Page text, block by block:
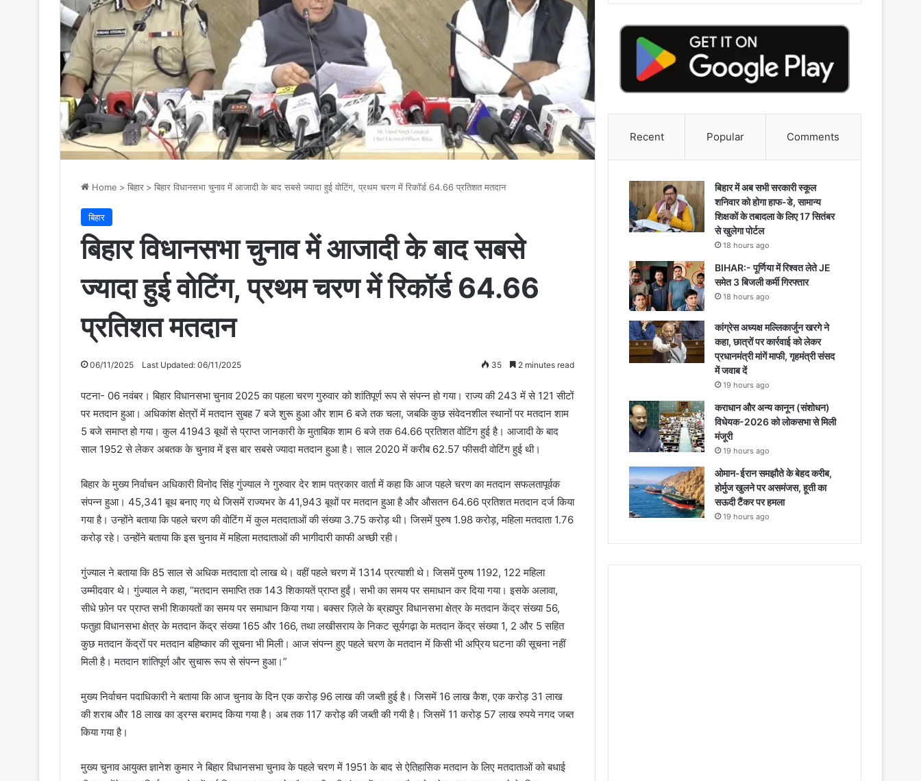
Home > बिहार > बिहार विधानसभा चुनाव में आजादी के बाद सबसे ज्यादा हुई वोटिंग, प्रथम चरण में रिकॉर्ड 64.66 प्रतिशत मतदान
बिहार
बिहार विधानसभा चुनाव में आजादी के बाद सबसे
ज्यादा हुई वोटिंग, प्रथम चरण में रिकॉर्ड 64.66
प्रतिशत मतदान
06/11/2025 Last Updated: 06/11/2025 35 2 minutes read
पटना- 06 नवंबर। बिहार विधानसभा चुनाव 2025 का पहला चरण गुरुवार को शांतिपूर्ण रूप से संपन्न हो गया। राज्य की 243 में से 121 सीटों
पर मतदान हुआ। अधिकांश क्षेत्रों में मतदान सुबह 7 बजे शुरू हुआ और शाम 6 बजे तक चला, जबकि कुछ संवेदनशील स्थानों पर मतदान शाम
5 बजे समाप्त हो गया। कुल 41943 बूथों से प्राप्त जानकारी के मुताबिक शाम 6 बजे तक 64.66 प्रतिशत वोटिंग हुई है। आजादी के बाद
साल 1952 से लेकर अबतक के चुनाव में इस बार सबसे ज्यादा मतदान हुआ है। साल 2020 में करीब 62.57 फीसदी वोटिंग हुई थी।
बिहार के मुख्य निर्वाचन अधिकारी विनोद सिंह गुंज्याल ने गुरुवार देर शाम पत्रकार वार्ता में कहा कि आज पहले चरण का मतदान सफलतापूर्वक
संपन्न हुआ। 45,341 बूथ बनाए गए थे जिसमें राज्यभर के 41,943 बूथों पर मतदान हुआ है और औसतन 64.66 प्रतिशत मतदान दर्ज किया
गया है। उन्होंने बताया कि पहले चरण की वोटिंग में कुल मतदाताओं की संख्या 3.75 करोड़ थी। जिसमें पुरुष 1.98 करोड़, महिला मतदाता 1.76
करोड़ रहे। उन्होंने बताया कि इस चुनाव में महिला मतदाताओं की भागीदारी काफी अच्छी रही।
गुंज्याल ने बताया कि 85 साल से अधिक मतदाता दो लाख थे। वहीं पहले चरण में 1314 प्रत्याशी थे। जिसमें पुरुष 1192, 122 महिला
उम्मीदवार थे। गुंज्याल ने कहा, “मतदान समाप्ति तक 143 शिकायतें प्राप्त हुईं। सभी का समय पर समाधान कर दिया गया। इसके अलावा,
सीधे फ़ोन पर प्राप्त सभी शिकायतों का समय पर समाधान किया गया। बक्सर ज़िले के ब्रह्मपुर विधानसभा क्षेत्र के मतदान केंद्र संख्या 56,
फतुहा विधानसभा क्षेत्र के मतदान केंद्र संख्या 165 और 166, तथा लखीसराय के निकट सूर्यगढ़ा के मतदान केंद्र संख्या 1, 2 और 5 सहित
कुछ मतदान केंद्रों पर मतदान बहिष्कार की सूचना भी मिली। आज संपन्न हुए पहले चरण के मतदान में किसी भी अप्रिय घटना की सूचना नहीं
मिली है। मतदान शांतिपूर्ण और सुचारू रूप से संपन्न हुआ।”
मुख्य निर्वाचन पदाधिकारी ने बताया कि आज चुनाव के दिन एक करोड़ 96 लाख की जब्ती हुई है। जिसमें 16 लाख कैश, एक करोड़ 31 लाख
की शराब और 18 लाख का ड्रग्स बरामद किया गया है। अब तक 117 करोड़ की जब्ती की गयी है। जिसमें 11 करोड़ 57 लाख रुपये नगद जब्त
किया गया है।
मुख्य चुनाव आयुक्त ज्ञानेश कुमार ने बिहार विधानसभा चुनाव के पहले चरण में 1951 के बाद से ऐतिहासिक मतदान के लिए मतदाताओं को बधाई
Recent Popular Comments
बिहार में अब सभी सरकारी स्कूल
शनिवार को होगा हाफ-डे, सामान्य
शिक्षकों के तबादला के लिए 17 सितंबर
से खुलेगा पोर्टल
18 hours ago
BIHAR:- पूर्णिया में रिश्वत लेते JE
समेत 3 बिजली कर्मी गिरफ्तार
18 hours ago
कांग्रेस अध्यक्ष मल्लिकार्जुन खरगे ने
कहा, छात्रों पर कार्रवाई को लेकर
प्रधानमंत्री मांगें माफी, गृहमंत्री संसद
में जवाब दें
19 hours ago
कराधान और अन्य कानून (संशोधन)
विधेयक-2026 को लोकसभा से मिली
मंजूरी
19 hours ago
ओमान-ईरान समझौते के बेहद करीब,
होर्मुज खुलने पर असमंजस, हूती का
सऊदी टैंकर पर हमला
19 hours ago